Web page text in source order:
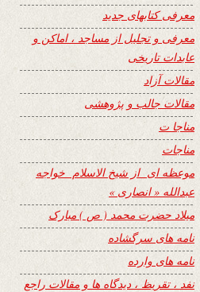
معرفی کتابهای جدید
معرفی و تجلیل از مساجد ، اماکن و
عابدات تاریخی
مقالات آزاد
مقالات جالب و پژوهشی
مناجا ت
مناجات
موعظه ای از شیخ الاسلام خواجه
عبدالله « انصاری »
میلاد حضرت محمد ( ص ) مبارک
نامه های سرگشاده
نامه های وارده
نفد ، تقریظ ، دیدگاه ها و مقالات راجع